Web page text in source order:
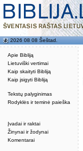
Apie Bibliją
Lietuviški vertimai
Kaip skaityti Bibliją
Kaip įsigyti Bibliją
Tekstų palyginimas
Rodyklės ir teminė paieška
Įvadai ir raktai
Žinynai ir žodynai
Komentarai
2026 08 08 Šeštad.